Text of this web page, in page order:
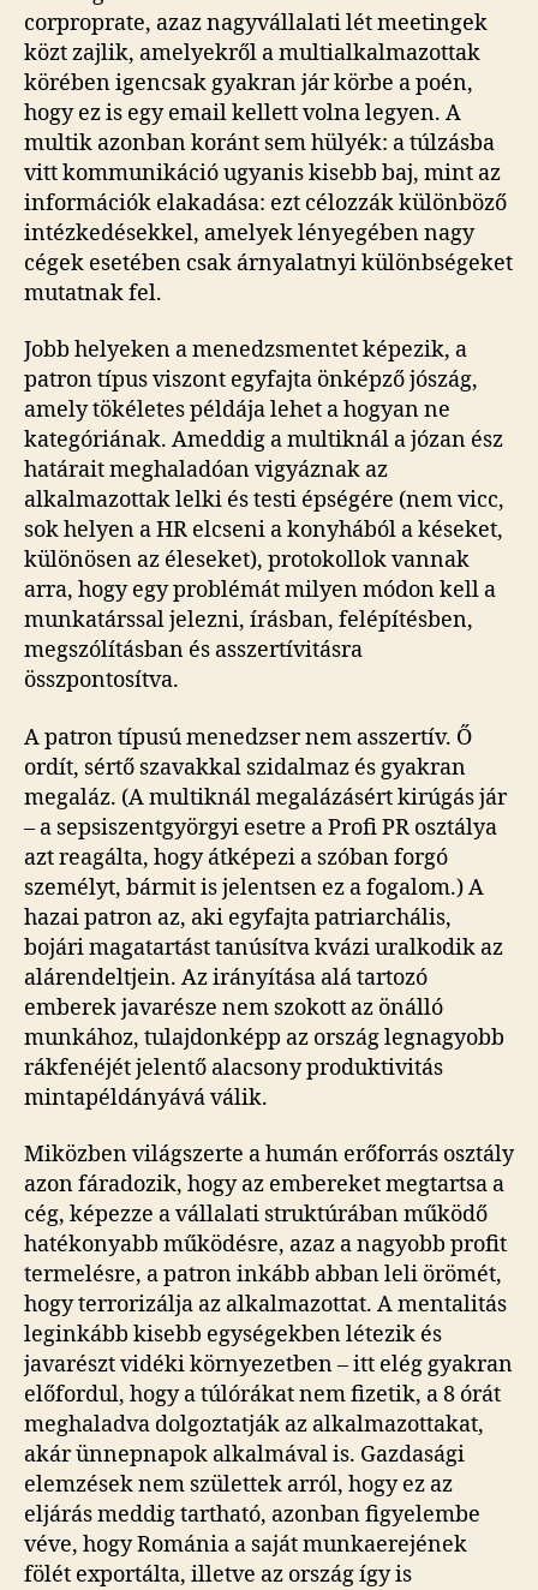
corproprate, azaz nagyvállalati lét meetingek
közt zajlik, amelyekről a multialkalmazottak
körében igencsak gyakran jár körbe a poén,
hogy ez is egy email kellett volna legyen. A
multik azonban koránt sem hülyék: a túlzásba
vitt kommunikáció ugyanis kisebb baj, mint az
információk elakadása: ezt célozzák különböző
intézkedésekkel, amelyek lényegében nagy
cégek esetében csak árnyalatnyi különbségeket
mutatnak fel.
Jobb helyeken a menedzsmentet képezik, a
patron típus viszont egyfajta önképző jószág,
amely tökéletes példája lehet a hogyan ne
kategóriának. Ameddig a multiknál a józan ész
határait meghaladóan vigyáznak az
alkalmazottak lelki és testi épségére (nem vicc,
sok helyen a HR elcseni a konyhából a késeket,
különösen az éleseket), protokollok vannak
arra, hogy egy problémát milyen módon kell a
munkatárssal jelezni, írásban, felépítésben,
megszólításban és asszertívitásra
összpontosítva.
A patron típusú menedzser nem asszertív. Ő
ordít, sértő szavakkal szidalmaz és gyakran
megaláz. (A multiknál megalázásért kirúgás jár
– a sepsiszentgyörgyi esetre a Profi PR osztálya
azt reagálta, hogy átképezi a szóban forgó
személyt, bármit is jelentsen ez a fogalom.) A
hazai patron az, aki egyfajta patriarchális,
bojári magatartást tanúsítva kvázi uralkodik az
alárendeltjein. Az irányítása alá tartozó
emberek javarésze nem szokott az önálló
munkához, tulajdonképp az ország legnagyobb
rákfenéjét jelentő alacsony produktivitás
mintapéldányává válik.
Miközben világszerte a humán erőforrás osztály
azon fáradozik, hogy az embereket megtartsa a
cég, képezze a vállalati struktúrában működő
hatékonyabb működésre, azaz a nagyobb profit
termelésre, a patron inkább abban leli örömét,
hogy terrorizálja az alkalmazottat. A mentalitás
leginkább kisebb egységekben létezik és
javarészt vidéki környezetben – itt elég gyakran
előfordul, hogy a túlórákat nem fizetik, a 8 órát
meghaladva dolgoztatják az alkalmazottakat,
akár ünnepnapok alkalmával is. Gazdasági
elemzések nem születtek arról, hogy ez az
eljárás meddig tartható, azonban figyelembe
véve, hogy Románia a saját munkaerejének
fölét exportálta, illetve az ország így is